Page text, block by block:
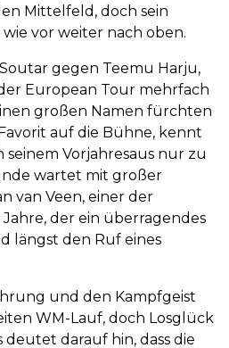
Mittelfeld, doch sein
vor weiter nach oben.
gegen Teemu Harju,
European Tour mehrfach
großen Namen fürchten
auf die Bühne, kennt
seinem Vorjahresaus nur zu
wartet mit großer
van Veen, einer der
der ein überragendes
längst den Ruf eines
und den Kampfgeist
WM-Lauf, doch Losglück
deutet darauf hin, dass die